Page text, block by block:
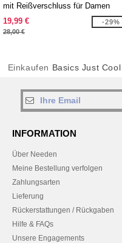
mit Reißverschluss für Damen
19,99 €
28,00 €
-29%
Einkaufen Basics Just
INFORMATION
Über Needen
Meine Bestellung verfolgen
Zahlungsarten
Lieferung
Rückerstattungen / Rückgaben
Hilfe & FAQs
Unsere Engagements